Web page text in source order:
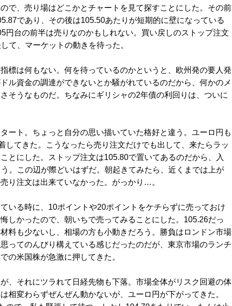
で、売り場はどこかとチャートを見て探すことにした。その前
であり、その後は105.50あたりが短期的に壁になっている
円台の前半は売りなのかもしれない。買い戻しのストップ注文
て、マーケットの動きを待った。
標は何もない。何を待っているのかというと、欧州発の要人発
ル資金の調達ができないとか騒がれているのだから、何かのメ
そうなものだ。ちなみにギリシャの2年債の利回りは、ついに
ート。ちょっと自分の思い描いていた格好と違う。ユーロ円も
してきた。こうなったら売り注文だけでも出して、来たらラッ
とにした。ストップ注文は105.80で置いてあるのだから、入
。この辺が際どいはずだ。朝起きてみたら、近くまでは上が
り注文は出来ていなかった。がっかり…。
いる時に、10ポイントや20ポイントをケチらずに売っておけ
しかったので、朝いちで売ってみることにした。105.26だっ
料も少ないし、相場の方も小動きだろう。勝負はロンドン市場
ってのんびり構えている感じだったのだが、東京市場のランチ
の米国株が急激に押してきた。
、それにツラれて日経先物も下落。市場全体がリスク回避の体
相変わらずぜんぜん動かないが、ユーロ円が下がってきた。